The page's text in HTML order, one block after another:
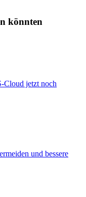
könnten
Cloud jetzt noch
und bessere